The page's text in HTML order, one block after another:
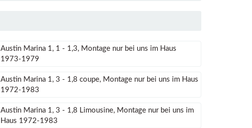
Austin Marina 1, 1 - 1,3, Montage nur bei uns im Haus
1973-1979
Austin Marina 1, 3 - 1,8 coupe, Montage nur bei uns im Haus
1972-1983
Austin Marina 1, 3 - 1,8 Limousine, Montage nur bei uns im
Haus 1972-1983